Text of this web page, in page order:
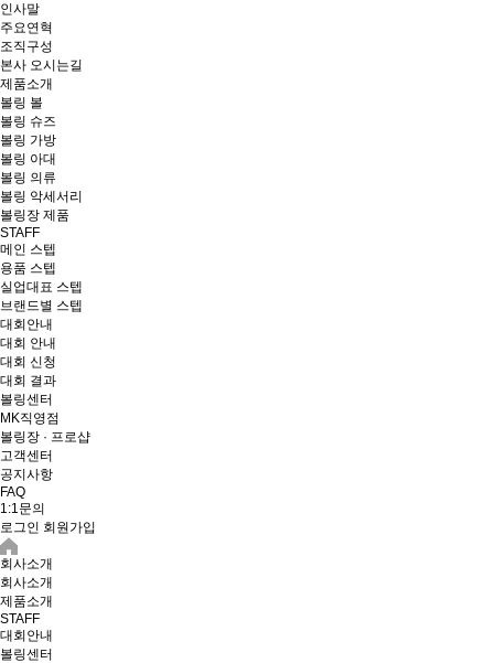
인사말
주요연혁
조직구성
본사 오시는길
제품소개
볼링 볼
볼링 슈즈
볼링 가방
볼링 아대
볼링 의류
볼링 악세서리
볼링장 제품
STAFF
메인 스텝
용품 스텝
실업대표 스텝
브랜드별 스텝
대회안내
대회 안내
대회 신청
대회 결과
볼링센터
MK직영점
볼링장 · 프로샵
고객센터
공지사항
FAQ
1:1문의
로그인 회원가입
회사소개
회사소개
제품소개
STAFF
대회안내
볼링센터